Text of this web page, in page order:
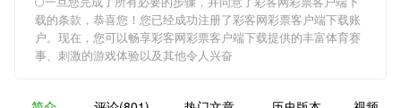
载的条款，恭喜您！您已经成功注册了彩客网彩票客户端下载账
户。现在，您可以畅享彩客网彩票客户端下载提供的丰富体育赛
事、刺激的游戏体验以及其他令人兴奋